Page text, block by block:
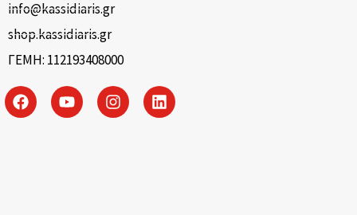
info@kassidiaris.gr
shop.kassidiaris.gr
ΓΕΜΗ: 112193408000